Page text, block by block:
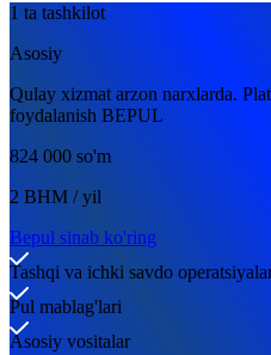
1 ta tashkilot
Asosiy
Qulay xizmat arzon narxlarda.
foydalanish BEPUL
824 000 so'm
2 BHM / yil
Bepul sinab ko'ring
Tashqi va ichki savdo
Pul mablag'lari
Asosiy vositalar